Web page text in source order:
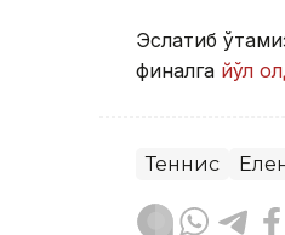
Эслатиб
финалга йўл
Теннис